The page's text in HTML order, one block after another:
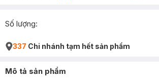
Số lượng:
337 Chi nhánh tạm hết sản phẩm
Mô tả sản phẩm